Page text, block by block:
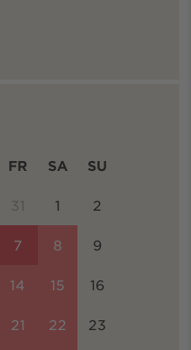
FR SA SU
31 1 2
7 8 9
14 15 16
21 22 23